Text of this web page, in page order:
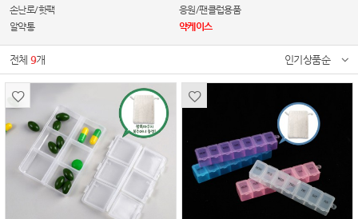
손난로/핫팩
응원/팬클럽용품
알약통
약케이스
전체9개 인기상품순